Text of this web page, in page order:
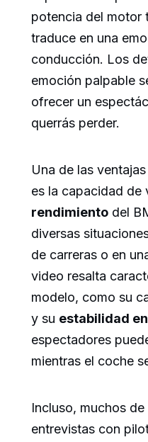
potencia del motor
traduce en una
conducción. Los
emoción palpable
ofrecer un
querrás perder.
Una de las
es la capacidad de
rendimiento del
diversas
de carreras o en
video resalta
modelo, como su
y su estabilidad
espectadores
mientras el coche
Incluso, muchos
entrevistas con